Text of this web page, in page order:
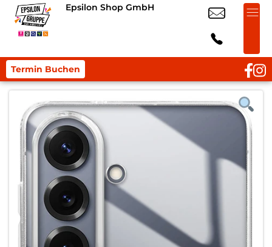
Epsilon Shop GmbH
Termin Buchen